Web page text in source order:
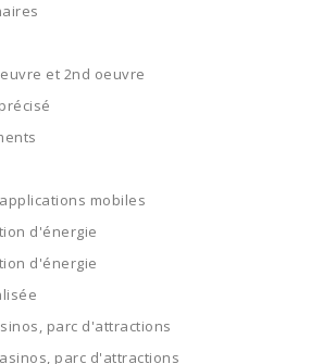
et 2nd oeuvre
mobiles
d'énergie
d'énergie
parc d'attractions
parc d'attractions